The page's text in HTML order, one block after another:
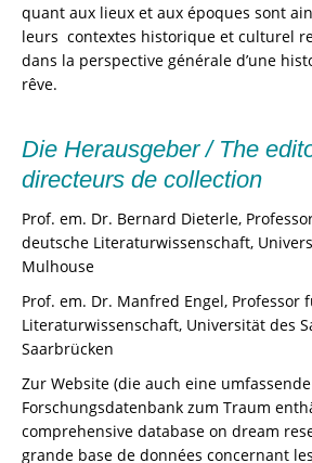
quant aux lieux et aux époques sont
leurs contextes historique et culturel
dans la perspective générale d’une
rêve.
Die Herausgeber / The
directeurs de collection
Prof. em. Dr. Bernard Dieterle,
deutsche Literaturwissenschaft,
Mulhouse
Prof. em. Dr. Manfred Engel, Professor
Literaturwissenschaft, Universität des
Saarbrücken
Zur Website (die auch eine umfassende
Forschungsdatenbank zum Traum
comprehensive database on dream
grande base de données concernant